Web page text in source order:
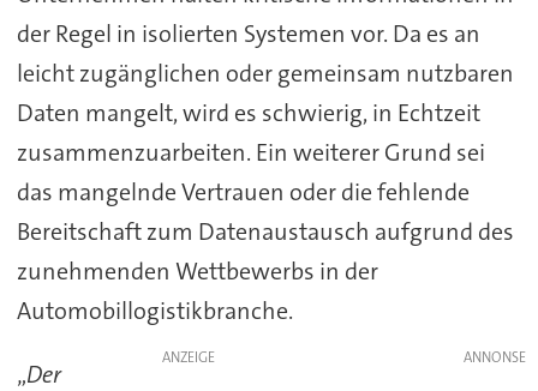
der Regel in isolierten Systemen vor. Da es an
leicht zugänglichen oder gemeinsam nutzbaren
Daten mangelt, wird es schwierig, in Echtzeit
zusammenzuarbeiten. Ein weiterer Grund sei
das mangelnde Vertrauen oder die fehlende
Bereitschaft zum Datenaustausch aufgrund des
zunehmenden Wettbewerbs in der
Automobillogistikbranche.
ANZEIGE
„Der